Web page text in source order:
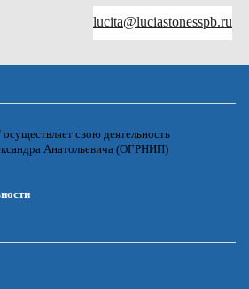
lucita@luciastonesspb.ru
свою деятельность
Анатольевича (ОГРНИП)